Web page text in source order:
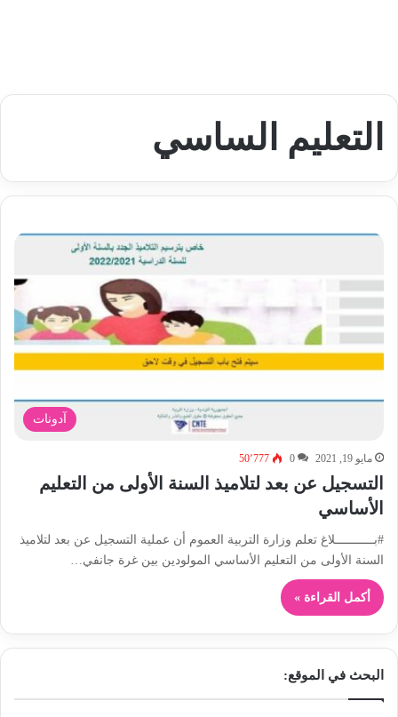
التعليم الساسي
آدونات
مايو 19, 2021 0 50٬777
التسجيل عن بعد لتلاميذ السنة الأولى من التعليم
الأساسي
#بـــــــــــلاغ تعلم وزارة التربية العموم أن عملية التسجيل عن بعد لتلاميذ
السنة الأولى من التعليم الأساسي المولودين بين غرة جانفي…
أكمل القراءة »
البحث في الموقع: